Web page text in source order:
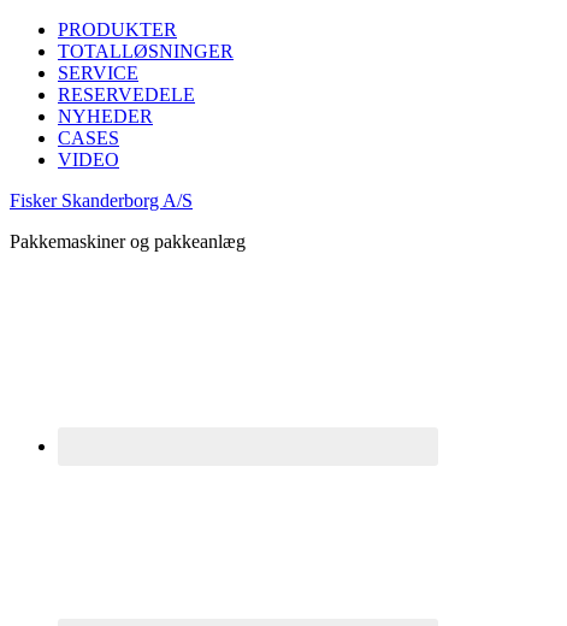
PRODUKTER
TOTALLØSNINGER
SERVICE
RESERVEDELE
NYHEDER
CASES
VIDEO
Fisker Skanderborg A/S
Pakkemaskiner og pakkeanlæg